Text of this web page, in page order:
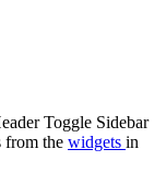
Toggle Sidebar
from the widgets in